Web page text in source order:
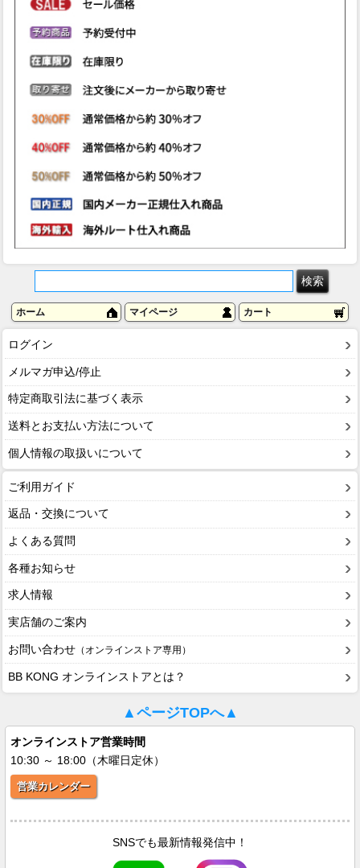
ホーム マイページ カート
ログイン
メルマガ申込/停止
特定商取引法に基づく表示
送料とお支払い方法について
個人情報の取扱いについて
ご利用ガイド
返品・交換について
よくある質問
各種お知らせ
求人情報
実店舗のご案内
お問い合わせ （オンラインストア専用）
BB KONG オンラインストアとは？
▲ページTOPへ▲
オンラインストア営業時間
10:30 ～ 18:00（木曜日定休）
営業カレンダー
SNSでも最新情報発信中！